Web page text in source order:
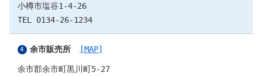
小樽市塩谷1-4-26
TEL 0134-26-1234
余市販売所 [MAP]
余市郡余市町黒川町5-27